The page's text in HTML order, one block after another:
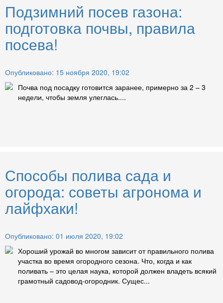
Подзимний посев газона:
подготовка почвы, правила
посева!
Опубликовано: 15 ноября 2020, 19:02
Почва под посадку готовится заранее, примерно за 2 – 3
недели, чтобы земля улеглась....
Способы полива сада и
огорода: советы агронома и
лайфхаки!
Опубликовано: 01 июля 2020, 19:02
Хороший урожай во многом зависит от правильного полива
участка во время огородного сезона. Что, когда и как
поливать – это целая наука, которой должен владеть всякий
грамотный садовод-огородник. Сущес...